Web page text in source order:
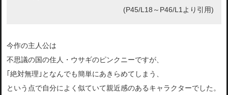
(P45/L18～P46/L1より引用)
今作の主人公は
不思議の国の住人・ウサギのピンクニーですが、
｢絶対無理｣となんでも簡単にあきらめてしまう、
という点で自分によく似ていて親近感のあるキャラクターでした。